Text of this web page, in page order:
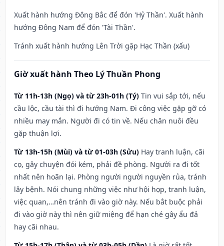
Xuất hành hướng Đông Bắc để đón 'Hỷ Thần'. Xuất hành
hướng Đông Nam để đón 'Tài Thần'.
Tránh xuất hành hướng Lên Trời gặp Hạc Thần (xấu)
Giờ xuất hành Theo Lý Thuần Phong
Từ 11h-13h (Ngọ) và từ 23h-01h (Tý) Tin vui sắp tới, nếu
cầu lộc, cầu tài thì đi hướng Nam. Đi công việc gặp gỡ có
nhiều may mắn. Người đi có tin về. Nếu chăn nuôi đều
gặp thuận lợi.
Từ 13h-15h (Mùi) và từ 01-03h (Sửu) Hay tranh luận, cãi
cọ, gây chuyện đói kém, phải đề phòng. Người ra đi tốt
nhất nên hoãn lại. Phòng người người nguyền rủa, tránh
lây bệnh. Nói chung những việc như hội họp, tranh luận,
việc quan,…nên tránh đi vào giờ này. Nếu bắt buộc phải
đi vào giờ này thì nên giữ miệng để hạn ché gây ẩu đả
hay cãi nhau.